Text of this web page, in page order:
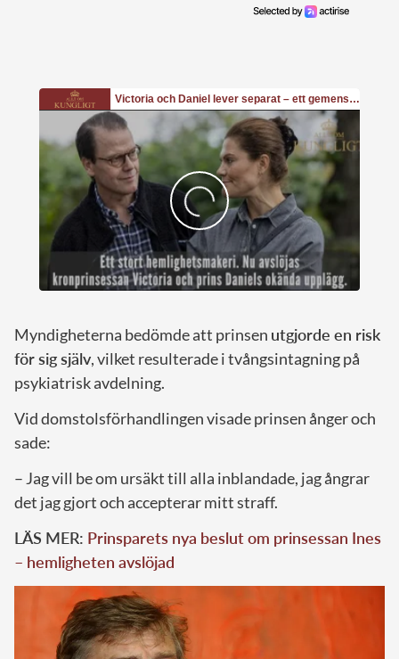
Myndigheterna bedömde att prinsen utgjorde en risk
för sig själv, vilket resulterade i tvångsintagning på
psykiatrisk avdelning.
Vid domstolsförhandlingen visade prinsen ånger och
sade:
– Jag vill be om ursäkt till alla inblandade, jag ångrar
det jag gjort och accepterar mitt straff.
LÄS MER: Prinsparets nya beslut om prinsessan Ines
– hemligheten avslöjad